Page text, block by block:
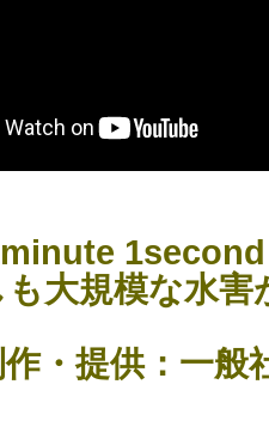
1second
模な水害が
一般社団